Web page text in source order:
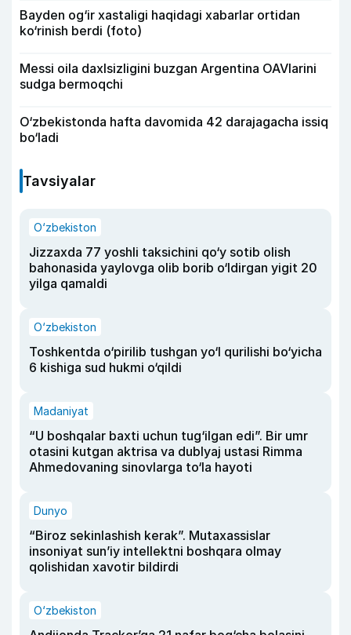
Bayden og‘ir xastaligi haqidagi xabarlar ortidan
ko‘rinish berdi (foto)
Messi oila daxlsizligini buzgan Argentina OAVlarini
sudga bermoqchi
O‘zbekistonda hafta davomida 42 darajagacha issiq
bo‘ladi
Tavsiyalar
O‘zbekiston
Jizzaxda 77 yoshli taksichini qo‘y sotib olish
bahonasida yaylovga olib borib o‘ldirgan yigit 20
yilga qamaldi
O‘zbekiston
Toshkentda o‘pirilib tushgan yo‘l qurilishi bo‘yicha
6 kishiga sud hukmi o‘qildi
Madaniyat
“U boshqalar baxti uchun tug‘ilgan edi”. Bir umr
otasini kutgan aktrisa va dublyaj ustasi Rimma
Ahmedovaning sinovlarga to‘la hayoti
Dunyo
“Biroz sekinlashish kerak”. Mutaxassislar
insoniyat sun’iy intellektni boshqara olmay
qolishidan xavotir bildirdi
O‘zbekiston